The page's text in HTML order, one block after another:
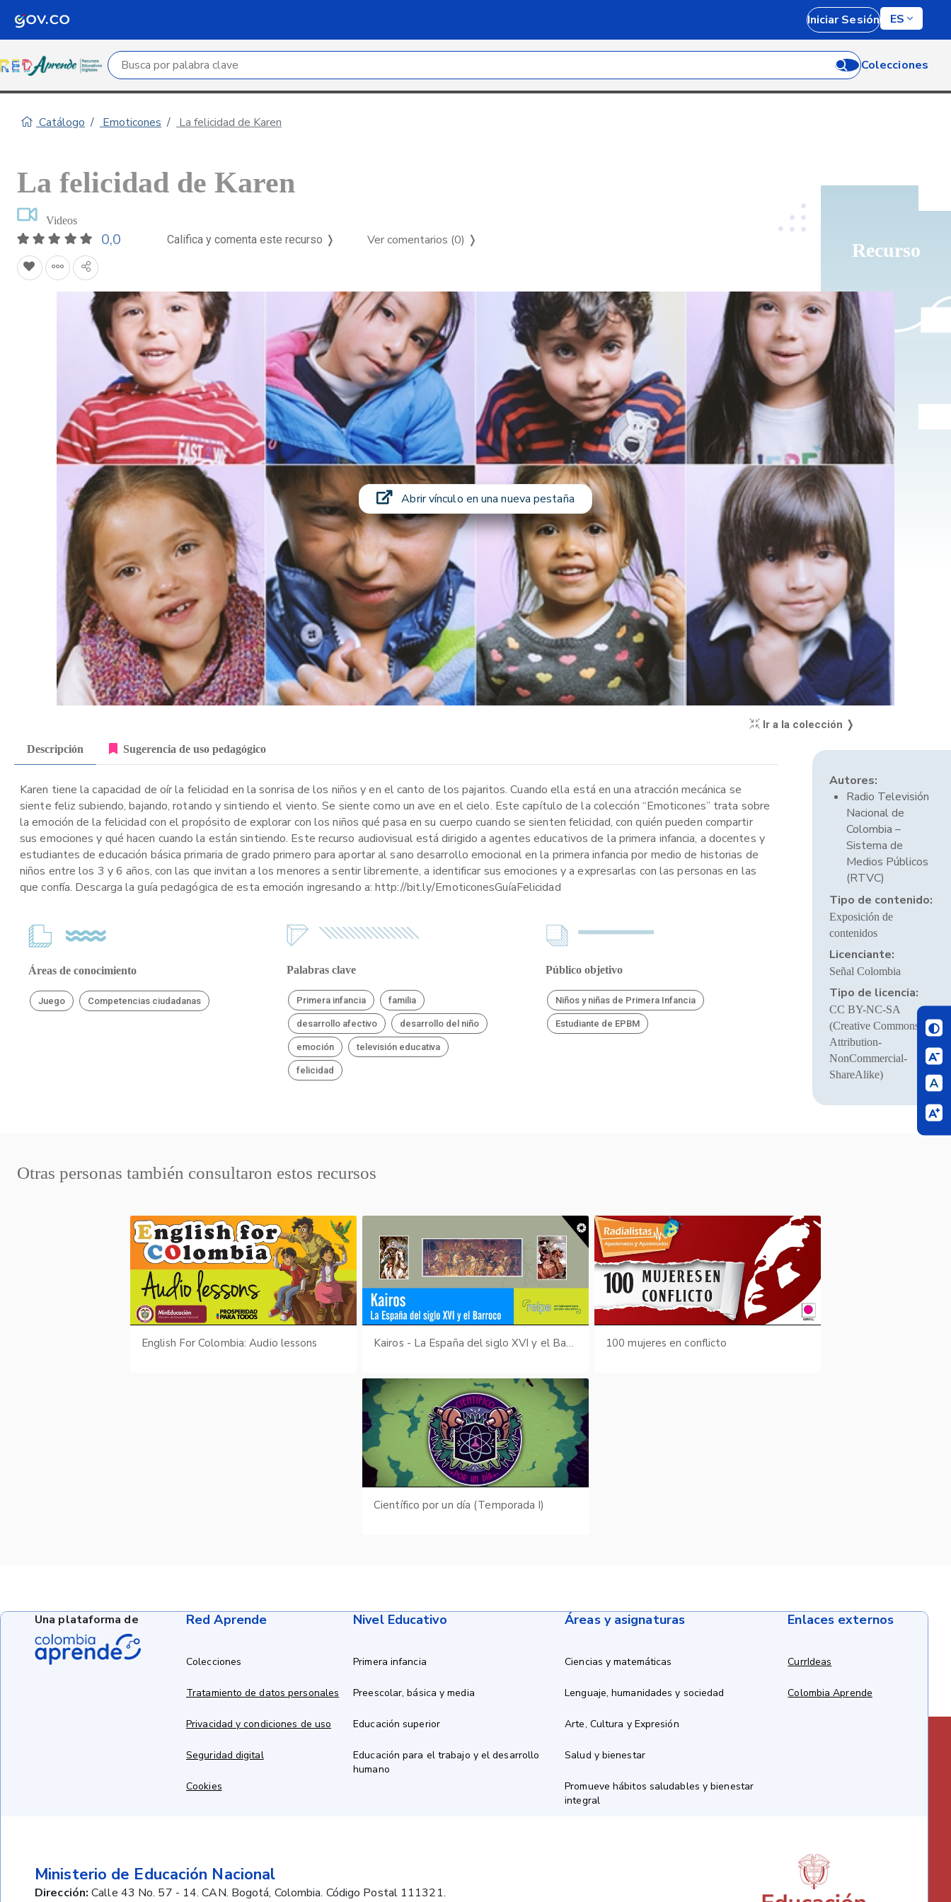
Iniciar Sesión ES
Campo de búsqueda por palabra clave Colecciones
Catálogo Emoticones La felicidad de Karen
Recurso
La felicidad de Karen
Videos
0,0 Califica y comenta este recurso ❭ Ver comentarios (0) ❭
Abrir vínculo en una nueva pestaña
Ir a la colección ❭
Descripción Sugerencia de uso pedagógico
Karen tiene la capacidad de oír la felicidad en la sonrisa de los niños y en el canto de los pajaritos. Cuando ella está en una atracción mecánica se
siente feliz subiendo, bajando, rotando y sintiendo el viento. Se siente como un ave en el cielo. Este capítulo de la colección “Emoticones” trata sobre
la emoción de la felicidad con el propósito de explorar con los niños qué pasa en su cuerpo cuando se sienten felicidad, con quién pueden compartir
sus emociones y qué hacen cuando la están sintiendo. Este recurso audiovisual está dirigido a agentes educativos de la primera infancia, a docentes y
estudiantes de educación básica primaria de grado primero para aportar al sano desarrollo emocional en la primera infancia por medio de historias de
niños entre los 3 y 6 años, con las que invitan a los menores a sentir libremente, a identificar sus emociones y a expresarlas con las personas en las
que confía. Descarga la guía pedagógica de esta emoción ingresando a: http://bit.ly/EmoticonesGuíaFelicidad
Áreas de conocimiento
Juego Competencias ciudadanas
Palabras clave
Primera infancia familia
desarrollo afectivo desarrollo del niño
emoción televisión educativa
felicidad
Público objetivo
Niños y niñas de Primera Infancia
Estudiante de EPBM
Autores:
Radio Televisión
Nacional de
Colombia –
Sistema de
Medios Públicos
(RTVC)
Tipo de contenido:
Exposición de
contenidos
Licenciante:
Señal Colombia
Tipo de licencia:
CC BY-NC-SA
(Creative Commons
Attribution-
NonCommercial-
ShareAlike)
Otras personas también consultaron estos recursos
English For Colombia: Audio lessons Kairos - La España del siglo XVI y el Barroco 100 mujeres en conflicto
Científico por un día (Temporada I)
Red Aprende
Colecciones
Tratamiento de datos personales
Privacidad y condiciones de uso
Seguridad digital
Cookies
Nivel Educativo
Primera infancia
Preescolar, básica y media
Educación superior
Educación para el trabajo y el desarrollo
humano
Áreas y asignaturas
Ciencias y matemáticas
Lenguaje, humanidades y sociedad
Arte, Cultura y Expresión
Salud y bienestar
Promueve hábitos saludables y bienestar
integral
Enlaces externos
CurrIdeas
Colombia Aprende
Ministerio de Educación Nacional
Dirección: Calle 43 No. 57 - 14. CAN. Bogotá, Colombia. Código Postal 111321.
Una plataforma de